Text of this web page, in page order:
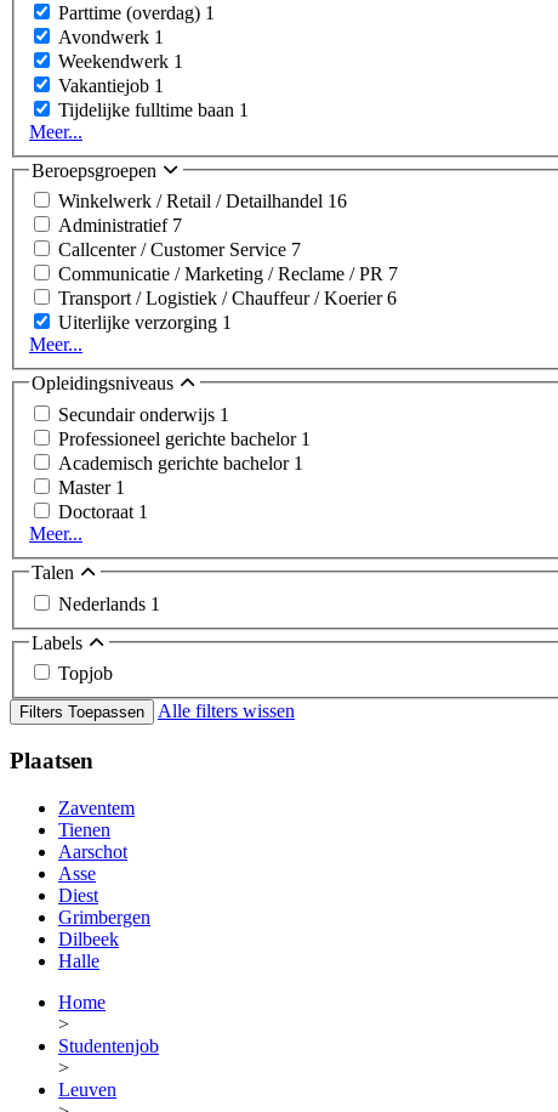
Parttime (overdag) 1
Avondwerk 1
Weekendwerk 1
Vakantiejob 1
Tijdelijke fulltime baan 1
Meer...
Beroepsgroepen
Winkelwerk / Retail / Detailhandel 16
Administratief 7
Callcenter / Customer Service 7
Communicatie / Marketing / Reclame / PR 7
Transport / Logistiek / Chauffeur / Koerier6
Uiterlijke verzorging 1
Meer...
Opleidingsniveaus
Secundair onderwijs 1
Professioneel gerichte bachelor 1
Academisch gerichte bachelor 1
Master 1
Doctoraat 1
Meer...
Talen
Nederlands 1
Labels
Topjob
Filters Toepassen Alle filters wissen
Plaatsen
Zaventem
Tienen
Aarschot
Asse
Diest
Grimbergen
Dilbeek
Halle
Home
>
Studentenjob
>
Leuven